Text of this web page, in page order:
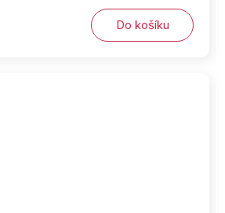
Do košíku